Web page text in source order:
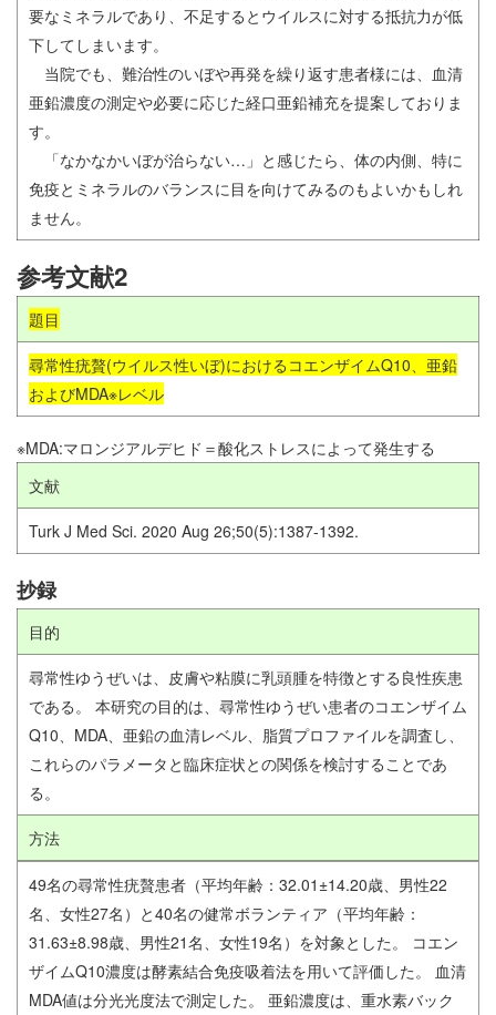
要なミネラルであり、不足するとウイルスに対する抵抗力が低
下してしまいます。
当院でも、難治性のいぼや再発を繰り返す患者様には、血清
亜鉛濃度の測定や必要に応じた経口亜鉛補充を提案しておりま
す。
「なかなかいぼが治らない…」と感じたら、体の内側、特に
免疫とミネラルのバランスに目を向けてみるのもよいかもしれ
ません。
参考文献2
題目
尋常性疣贅(ウイルス性いぼ)におけるコエンザイムQ10、亜鉛
およびMDA※レベル
※MDA:マロンジアルデヒド＝酸化ストレスによって発生する
文献
Turk J Med Sci. 2020 Aug 26;50(5):1387-1392.
抄録
目的
尋常性ゆうぜいは、皮膚や粘膜に乳頭腫を特徴とする良性疾患
である。 本研究の目的は、尋常性ゆうぜい患者のコエンザイム
Q10、MDA、亜鉛の血清レベル、脂質プロファイルを調査し、
これらのパラメータと臨床症状との関係を検討することであ
る。
方法
49名の尋常性疣贅患者（平均年齢：32.01±14.20歳、男性22
名、女性27名）と40名の健常ボランティア（平均年齢：
31.63±8.98歳、男性21名、女性19名）を対象とした。 コエン
ザイムQ10濃度は酵素結合免疫吸着法を用いて評価した。 血清
MDA値は分光光度法で測定した。 亜鉛濃度は、重水素バック